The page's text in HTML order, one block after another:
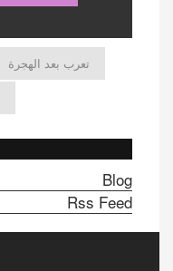
تعرب بعد الهجرة
Blog
Rss Feed